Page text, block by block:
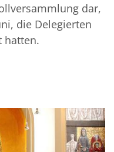
dar,
die Delegierten
hatten.